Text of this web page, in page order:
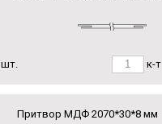
шт. к-т
Притвор МДФ 2070*30*8 мм